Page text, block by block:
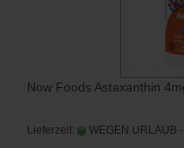
Now Foods Astaxanthin
Lieferzeit: WEGEN URLAUB